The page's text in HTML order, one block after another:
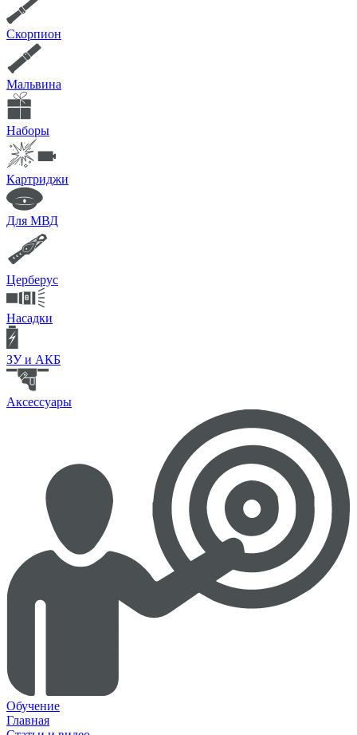
Скорпион
Мальвина
Наборы
Картриджи
Для МВД
Церберус
Насадки
ЗУ и АКБ
Аксессуары
Обучение
Главная